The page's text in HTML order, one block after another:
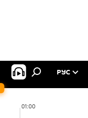
РУС
01:00